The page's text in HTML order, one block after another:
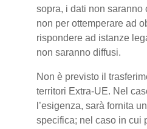
sopra, i dati non saranno
non per ottemperare ad
rispondere ad istanze
non saranno diffusi.
Non è previsto il
territori Extra-UE. Nel
l’esigenza, sarà fornita
specifica; nel caso in cui